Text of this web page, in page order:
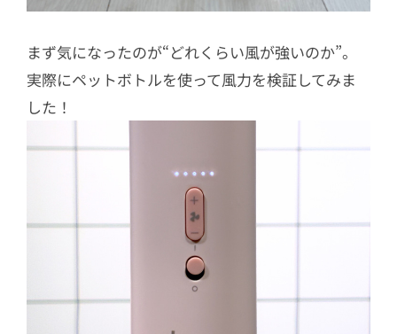
まず気になったのが“どれくらい風が強いのか”。
実際にペットボトルを使って風力を検証してみま
した！